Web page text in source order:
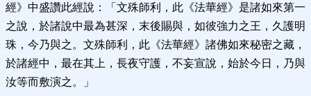
經》中盛讚此經說：「文殊師利，此《法華經》是諸如來第一
之說，於諸說中最為甚深，末後賜與，如彼強力之王，久護明
珠，今乃與之。文殊師利，此《法華經》諸佛如來秘密之藏，
於諸經中，最在其上，長夜守護，不妄宣說，始於今日，乃與
汝等而敷演之。」